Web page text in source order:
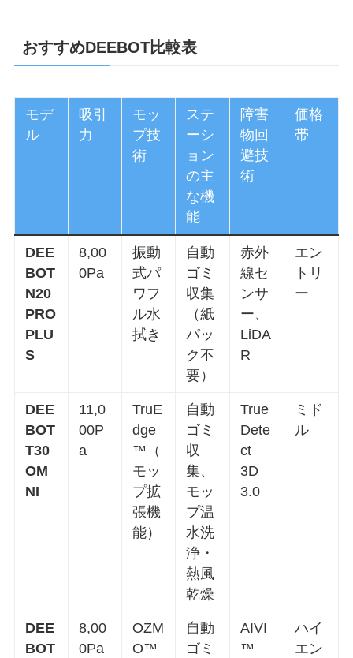
おすすめDEEBOT比較表
モデ
ル
吸引
力
モッ
プ技
術
ステ
ーシ
ョン
の主
な機
能
障害
物回
避技
術
価格
帯
DEE
BOT
N20
PRO
PLU
S
8,00
0Pa
振動
式パ
ワフ
ル水
拭き
自動
ゴミ
収集
（紙
パッ
ク不
要）
赤外
線セ
ンサ
ー、
LiDA
R
エン
トリ
ー
DEE
BOT
T30
OM
NI
11,0
00P
a
TruE
dge
™️（
モッ
プ拡
張機
能）
自動
ゴミ
収
集、
モッ
プ温
水洗
浄・
熱風
乾燥
True
Dete
ct
3D
3.0
ミド
ル
DEE
BOT
8,00
0Pa
OZM
O™️
自動
ゴミ
AIVI
™️
ハイ
エン